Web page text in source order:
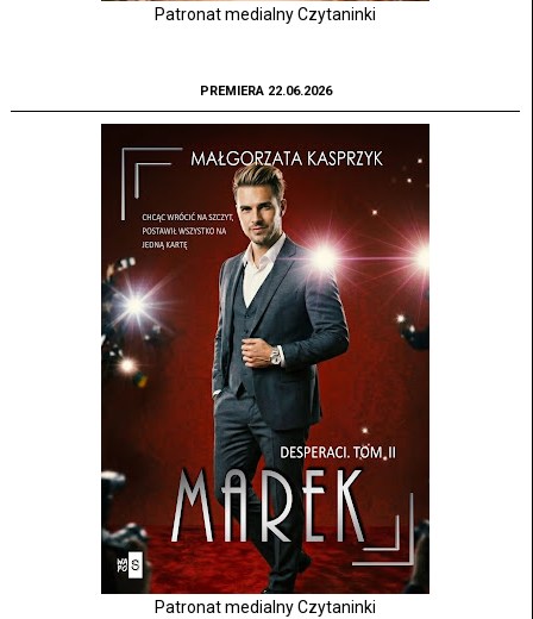
Patronat medialny Czytaninki
PREMIERA 22.06.2026
Patronat medialny Czytaninki